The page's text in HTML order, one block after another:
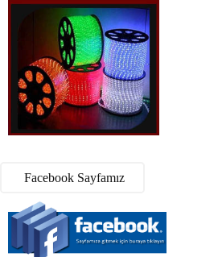
Facebook Sayfamız